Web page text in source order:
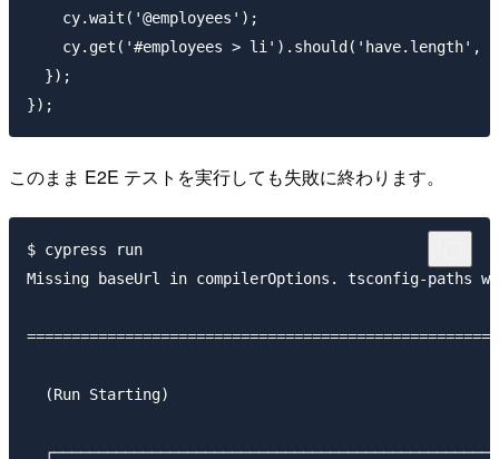
    cy.wait('@employees');
cy.get('#employees > li').should('have.length',
  });
このまま E2E テストを実行しても失敗に終わります。
$ cypress run
Missing baseUrl in compilerOptions. tsconfig-paths
  (Run Starting)